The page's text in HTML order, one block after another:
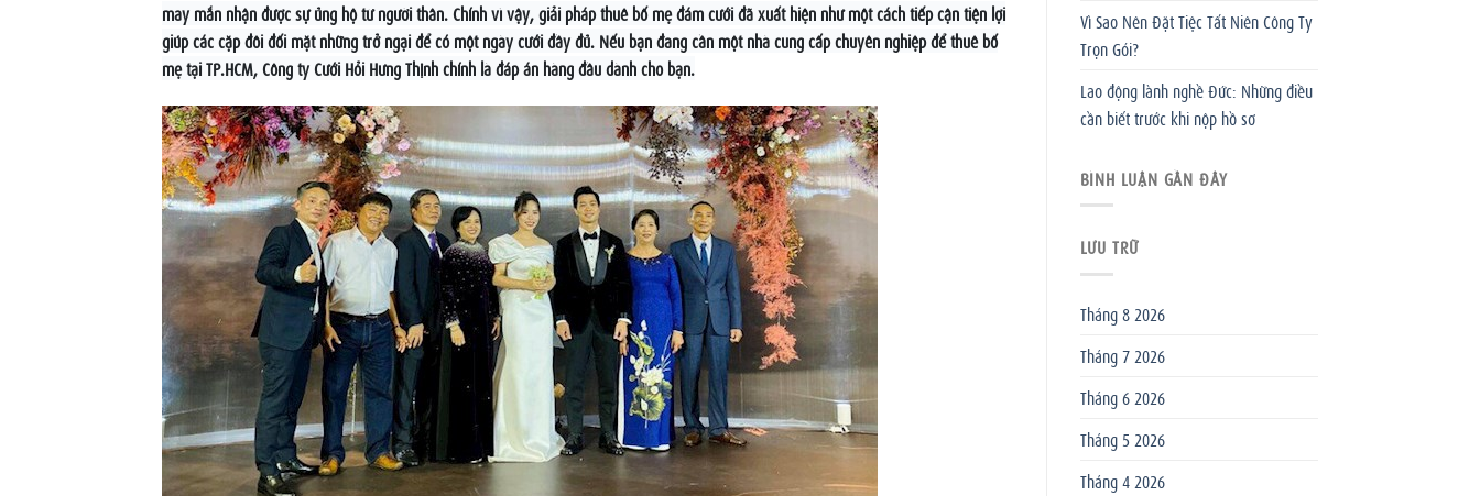
may mắn nhận được sự ủng hộ từ người thân. Chính vì vậy, giải pháp thuê bố mẹ đám cưới đã xuất hiện như một cách tiếp cận tiện lợi
giúp các cặp đôi đối mặt những trở ngại để có một ngày cưới đầy đủ. Nếu bạn đang cần một nhà cung cấp chuyên nghiệp để thuê bố
mẹ tại TP.HCM, Công ty Cưới Hỏi Hưng Thịnh chính là đáp án hàng đầu dành cho bạn.
Vì Sao Nên Đặt Tiệc Tất Niên Công Ty
Trọn Gói?
Lao động lành nghề Đức: Những điều
cần biết trước khi nộp hồ sơ
BÌNH LUẬN GẦN ĐÂY
LƯU TRỮ
Tháng 8 2026
Tháng 7 2026
Tháng 6 2026
Tháng 5 2026
Tháng 4 2026